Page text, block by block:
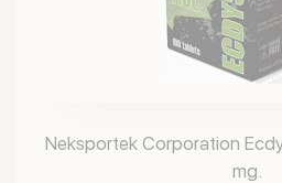
Neksportek Corporation
mg.